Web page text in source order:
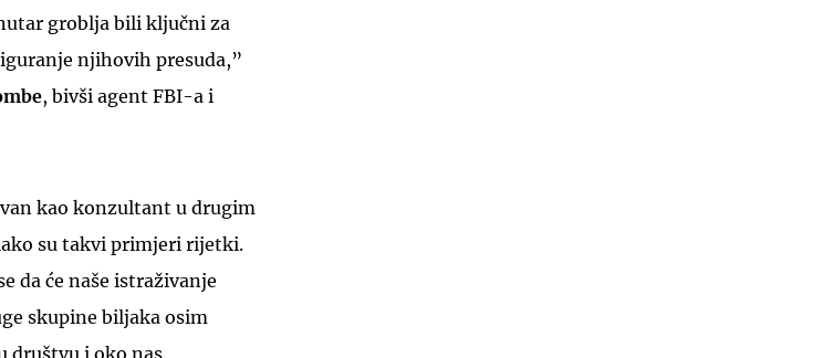
groblja bili ključni za
njihovih presuda,”
, bivši agent FBI-a i
kao konzultant u drugim
su takvi primjeri rijetki.
da će naše istraživanje
skupine biljaka osim